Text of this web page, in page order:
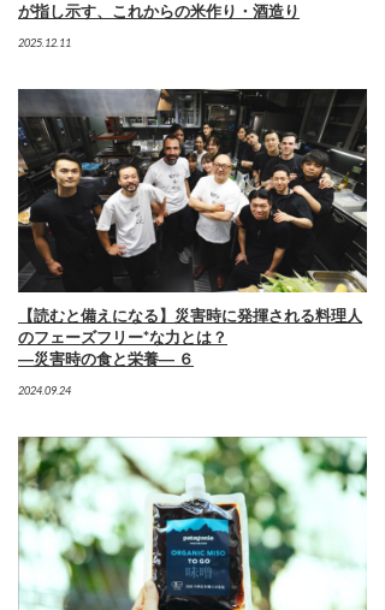
が指し示す、これからの米作り・酒造り
2025.12.11
【読むと備えになる】災害時に発揮される料理人
のフェーズフリー*な力とは？
―災害時の食と栄養― ６
2024.09.24